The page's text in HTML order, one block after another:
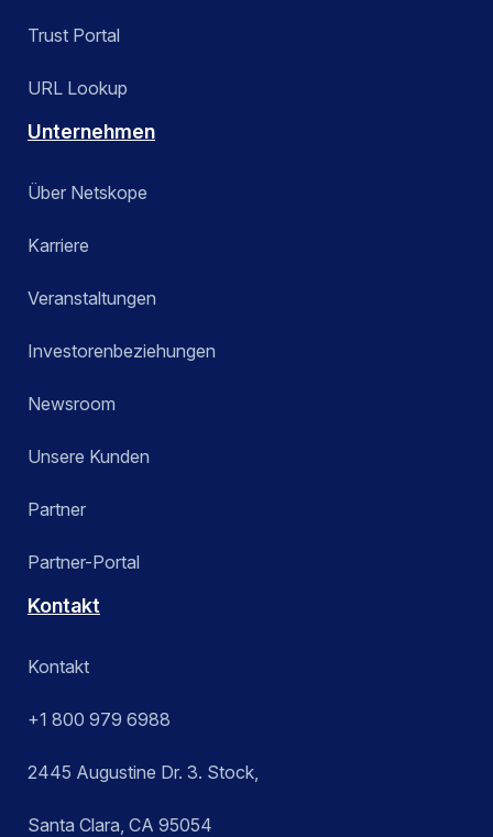
Trust Portal
URL Lookup
Unternehmen
Über Netskope
Karriere
Veranstaltungen
Investorenbeziehungen
Newsroom
Unsere Kunden
Partner
Partner-Portal
Kontakt
Kontakt
+1 800 979 6988
2445 Augustine Dr. 3. Stock,
Santa Clara, CA 95054